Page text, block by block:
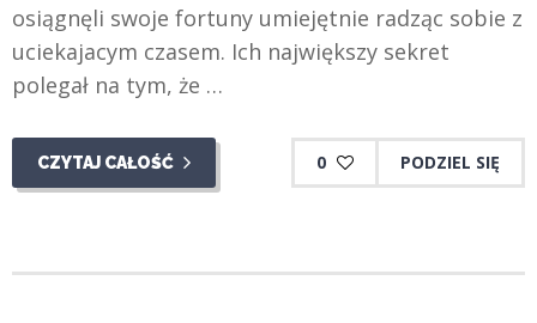
osiągnęli swoje fortuny umiejętnie radząc sobie z
uciekajacym czasem. Ich największy sekret
polegał na tym, że …
CZYTAJ CAŁOŚĆ 0 PODZIEL SIĘ